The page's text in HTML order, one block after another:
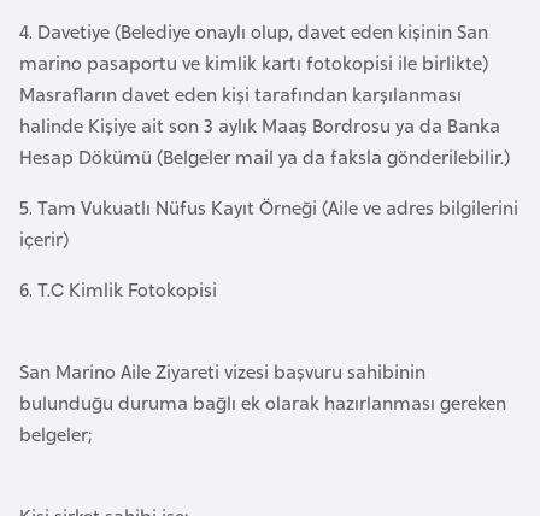
4. Davetiye (Belediye onaylı olup, davet eden kişinin San
marino pasaportu ve kimlik kartı fotokopisi ile birlikte)
Masrafların davet eden kişi tarafından karşılanması
halinde Kişiye ait son 3 aylık Maaş Bordrosu ya da Banka
Hesap Dökümü (Belgeler mail ya da faksla gönderilebilir.)
5. Tam Vukuatlı Nüfus Kayıt Örneği (Aile ve adres bilgilerini
içerir)
6. T.C Kimlik Fotokopisi
San Marino Aile Ziyareti vizesi başvuru sahibinin
bulunduğu duruma bağlı ek olarak hazırlanması gereken
belgeler;
b
a
y
c
a
n
a
r
e
y